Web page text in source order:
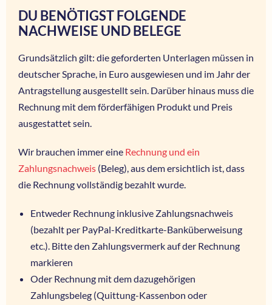
DU BENÖTIGST FOLGENDE
NACHWEISE UND BELEGE
Grundsätzlich gilt: die geforderten Unterlagen müssen in
deutscher Sprache, in Euro ausgewiesen und im Jahr der
Antragstellung ausgestellt sein. Darüber hinaus muss die
Rechnung mit dem förderfähigen Produkt und Preis
ausgestattet sein.
Wir brauchen immer eine Rechnung und ein
Zahlungsnachweis (Beleg), aus dem ersichtlich ist, dass
die Rechnung vollständig bezahlt wurde.
Entweder Rechnung inklusive Zahlungsnachweis
(bezahlt per PayPal-Kreditkarte-Banküberweisung
etc.). Bitte den Zahlungsvermerk auf der Rechnung
markieren
Oder Rechnung mit dem dazugehörigen
Zahlungsbeleg (Quittung-Kassenbon oder